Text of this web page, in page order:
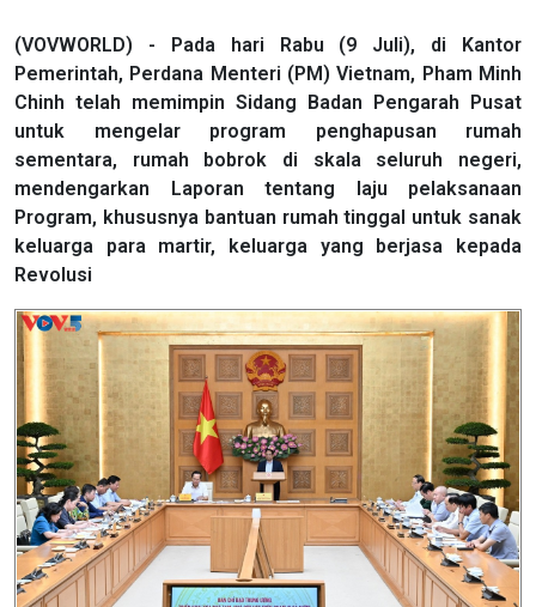
(VOVWORLD) - Pada hari Rabu (9 Juli), di Kantor
Pemerintah, Perdana Menteri (PM) Vietnam, Pham Minh
Chinh telah memimpin Sidang Badan Pengarah Pusat
untuk mengelar program penghapusan rumah
sementara, rumah bobrok di skala seluruh negeri,
mendengarkan Laporan tentang laju pelaksanaan
Program, khususnya bantuan rumah tinggal untuk sanak
keluarga para martir, keluarga yang berjasa kepada
Revolusi